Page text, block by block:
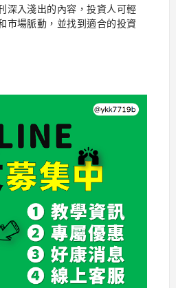
深入淺出的內容，投資人可輕
市場脈動，並找到適合的投資